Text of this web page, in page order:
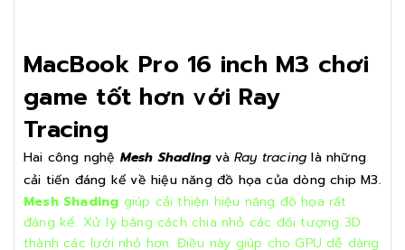
MacBook Pro 16 inch M3 chơi
game tốt hơn với Ray
Tracing
Hai công nghệ Mesh ShadingvàRay tracinglà những
cải tiến đáng kể về hiệu năng đồ họa của dòng chip M3.
Mesh Shading giúp cải thiện hiệu năng đồ họa rất
đáng kể. Xử lý bằng cách chia nhỏ các đối tượng 3D
thành các lưới nhỏ hơn. Điều này giúp cho GPU dễ dàng